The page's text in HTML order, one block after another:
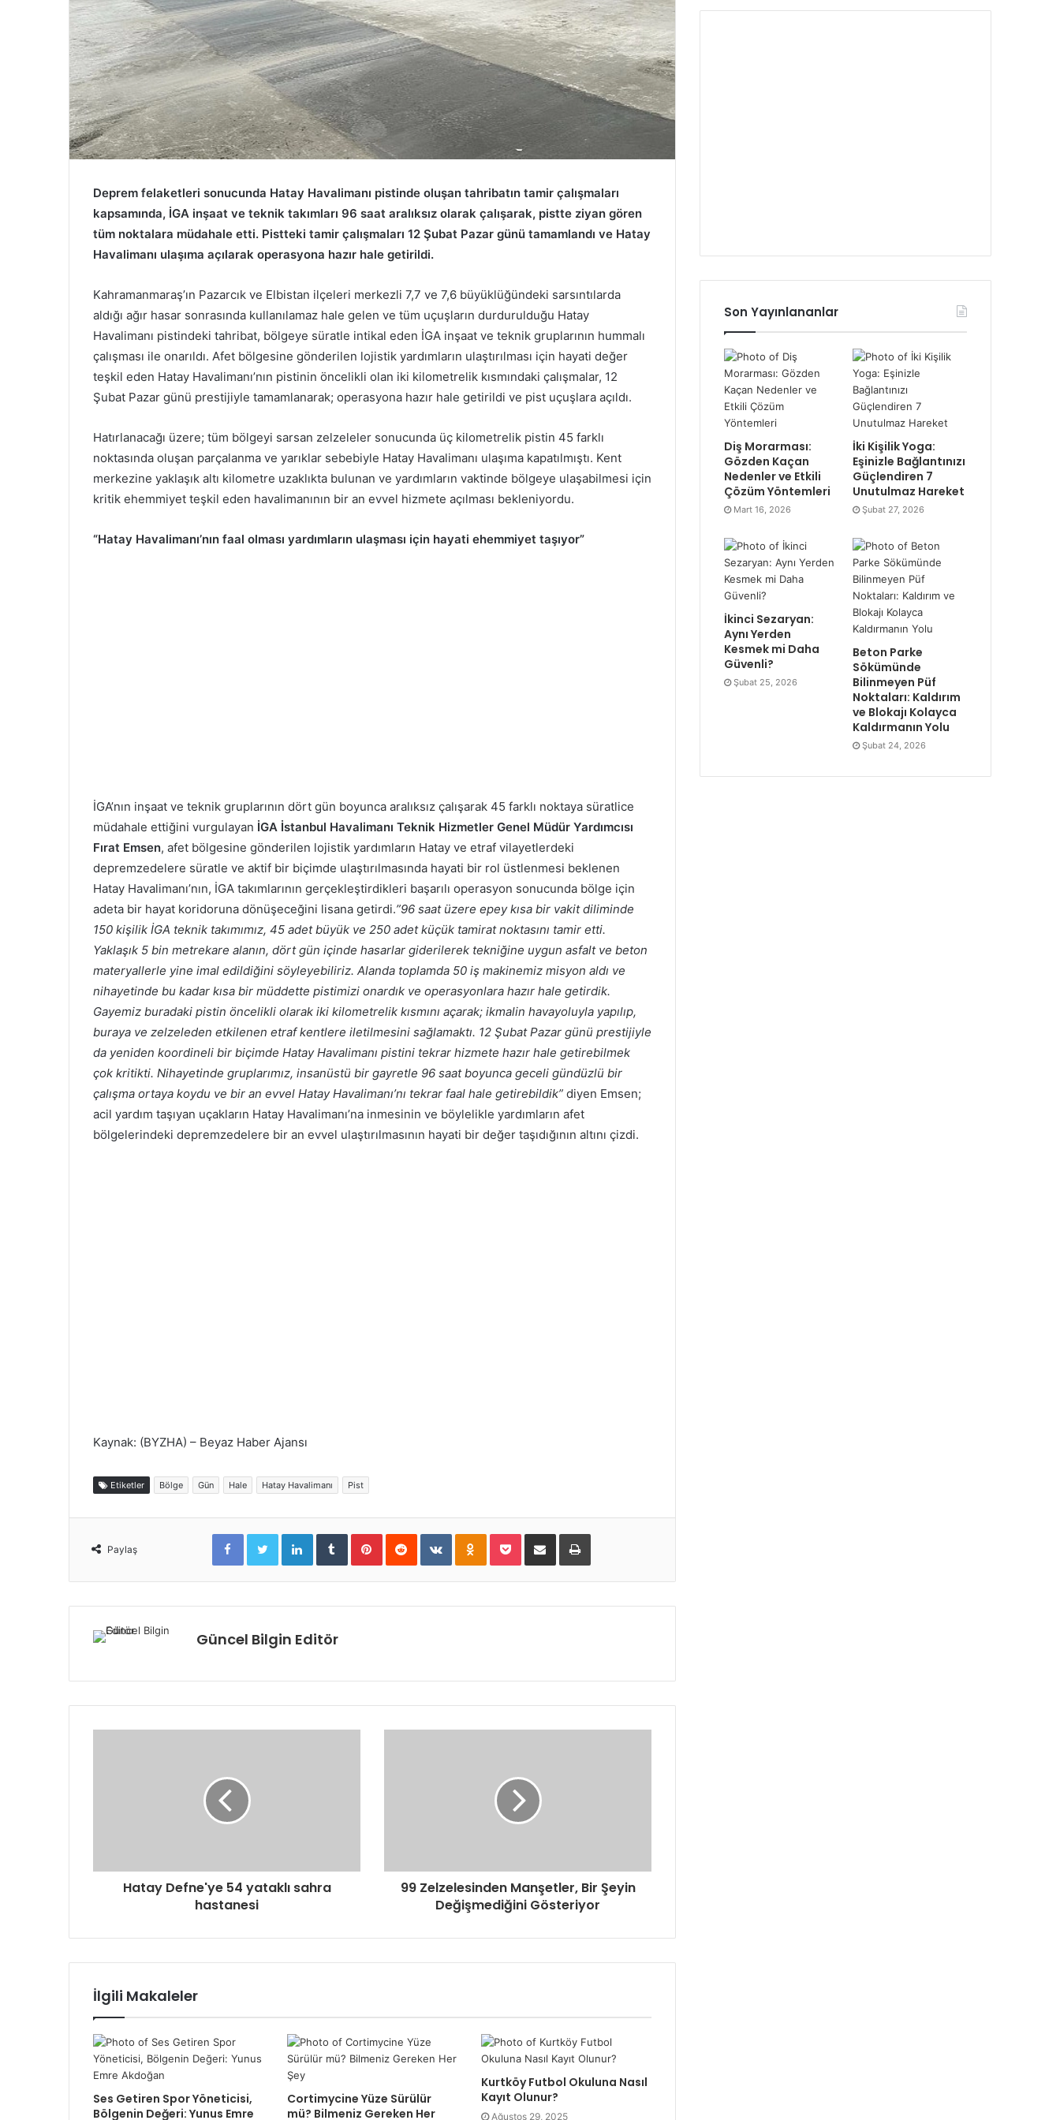
Deprem felaketleri sonucunda Hatay Havalimanı pistinde oluşan tahribatın tamir çalışmaları
kapsamında, İGA inşaat ve teknik takımları 96 saat aralıksız olarak çalışarak, pistte ziyan gören
tüm noktalara müdahale etti. Pistteki tamir çalışmaları 12 Şubat Pazar günü tamamlandı ve Hatay
Havalimanı ulaşıma açılarak operasyona hazır hale getirildi.
Kahramanmaraş’ın Pazarcık ve Elbistan ilçeleri merkezli 7,7 ve 7,6 büyüklüğündeki sarsıntılarda
aldığı ağır hasar sonrasında kullanılamaz hale gelen ve tüm uçuşların durdurulduğu Hatay
Havalimanı pistindeki tahribat, bölgeye süratle intikal eden İGA inşaat ve teknik gruplarının hummalı
çalışması ile onarıldı. Afet bölgesine gönderilen lojistik yardımların ulaştırılması için hayati değer
teşkil eden Hatay Havalimanı’nın pistinin öncelikli olan iki kilometrelik kısmındaki çalışmalar, 12
Şubat Pazar günü prestijiyle tamamlanarak; operasyona hazır hale getirildi ve pist uçuşlara açıldı.
Hatırlanacağı üzere; tüm bölgeyi sarsan zelzeleler sonucunda üç kilometrelik pistin 45 farklı
noktasında oluşan parçalanma ve yarıklar sebebiyle Hatay Havalimanı ulaşıma kapatılmıştı. Kent
merkezine yaklaşık altı kilometre uzaklıkta bulunan ve yardımların vaktinde bölgeye ulaşabilmesi için
kritik ehemmiyet teşkil eden havalimanının bir an evvel hizmete açılması bekleniyordu.
“Hatay Havalimanı’nın faal olması yardımların ulaşması için hayati ehemmiyet taşıyor”
İGA’nın inşaat ve teknik gruplarının dört gün boyunca aralıksız çalışarak 45 farklı noktaya süratlice
müdahale ettiğini vurgulayan İGA İstanbul Havalimanı Teknik Hizmetler Genel Müdür Yardımcısı
Fırat Emsen, afet bölgesine gönderilen lojistik yardımların Hatay ve etraf vilayetlerdeki
depremzedelere süratle ve aktif bir biçimde ulaştırılmasında hayati bir rol üstlenmesi beklenen
Hatay Havalimanı’nın, İGA takımlarının gerçekleştirdikleri başarılı operasyon sonucunda bölge için
adeta bir hayat koridoruna dönüşeceğini lisana getirdi.”96 saat üzere epey kısa bir vakit diliminde
150 kişilik İGA teknik takımımız, 45 adet büyük ve 250 adet küçük tamirat noktasını tamir etti.
Yaklaşık 5 bin metrekare alanın, dört gün içinde hasarlar giderilerek tekniğine uygun asfalt ve beton
materyallerle yine imal edildiğini söyleyebiliriz. Alanda toplamda 50 iş makinemiz misyon aldı ve
nihayetinde bu kadar kısa bir müddette pistimizi onardık ve operasyonlara hazır hale getirdik.
Gayemiz buradaki pistin öncelikli olarak iki kilometrelik kısmını açarak; ikmalin havayoluyla yapılıp,
buraya ve zelzeleden etkilenen etraf kentlere iletilmesini sağlamaktı. 12 Şubat Pazar günü prestijiyle
da yeniden koordineli bir biçimde Hatay Havalimanı pistini tekrar hizmete hazır hale getirebilmek
çok kritikti. Nihayetinde gruplarımız, insanüstü bir gayretle 96 saat boyunca geceli gündüzlü bir
çalışma ortaya koydu ve bir an evvel Hatay Havalimanı’nı tekrar faal hale getirebildik” diyen Emsen;
acil yardım taşıyan uçakların Hatay Havalimanı’na inmesinin ve böylelikle yardımların afet
bölgelerindeki depremzedelere bir an evvel ulaştırılmasının hayati bir değer taşıdığının altını çizdi.
Kaynak: (BYZHA) – Beyaz Haber Ajansı
Etiketler Bölge Gün Hale Hatay Havalimanı Pist
Paylaş
Facebook Twitter LinkedIn Tumblr Pinterest Reddit VKontakte Odnoklassniki Pocket E-Posta ile paylaş Yazdır
Güncel Bilgin Editör
Hatay Defne'ye 54 yataklı sahra
hastanesi
99 Zelzelesinden Manşetler, Bir Şeyin
Değişmediğini Gösteriyor
İlgili Makaleler
Ses Getiren Spor Yöneticisi,
Bölgenin Değeri: Yunus Emre
Cortimycine Yüze Sürülür
mü? Bilmeniz Gereken Her
Kurtköy Futbol Okuluna Nasıl
Kayıt Olunur?
Ağustos 29, 2025
Son Yayınlananlar
Diş Morarması:
Gözden Kaçan
Nedenler ve Etkili
Çözüm Yöntemleri
Mart 16, 2026
İki Kişilik Yoga:
Eşinizle Bağlantınızı
Güçlendiren 7
Unutulmaz Hareket
Şubat 27, 2026
İkinci Sezaryan:
Aynı Yerden
Kesmek mi Daha
Güvenli?
Şubat 25, 2026
Beton Parke
Sökümünde
Bilinmeyen Püf
Noktaları: Kaldırım
ve Blokajı Kolayca
Kaldırmanın Yolu
Şubat 24, 2026